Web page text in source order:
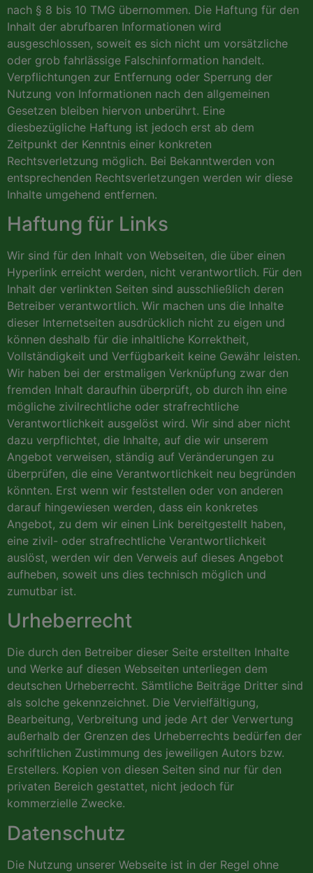
nach § 8 bis 10 TMG übernommen. Die Haftung für den
Inhalt der abrufbaren Informationen wird
ausgeschlossen, soweit es sich nicht um vorsätzliche
oder grob fahrlässige Falschinformation handelt.
Verpflichtungen zur Entfernung oder Sperrung der
Nutzung von Informationen nach den allgemeinen
Gesetzen bleiben hiervon unberührt. Eine
diesbezügliche Haftung ist jedoch erst ab dem
Zeitpunkt der Kenntnis einer konkreten
Rechtsverletzung möglich. Bei Bekanntwerden von
entsprechenden Rechtsverletzungen werden wir diese
Inhalte umgehend entfernen.
Haftung für Links
Wir sind für den Inhalt von Webseiten, die über einen
Hyperlink erreicht werden, nicht verantwortlich. Für den
Inhalt der verlinkten Seiten sind ausschließlich deren
Betreiber verantwortlich. Wir machen uns die Inhalte
dieser Internetseiten ausdrücklich nicht zu eigen und
können deshalb für die inhaltliche Korrektheit,
Vollständigkeit und Verfügbarkeit keine Gewähr leisten.
Wir haben bei der erstmaligen Verknüpfung zwar den
fremden Inhalt daraufhin überprüft, ob durch ihn eine
mögliche zivilrechtliche oder strafrechtliche
Verantwortlichkeit ausgelöst wird. Wir sind aber nicht
dazu verpflichtet, die Inhalte, auf die wir unserem
Angebot verweisen, ständig auf Veränderungen zu
überprüfen, die eine Verantwortlichkeit neu begründen
könnten. Erst wenn wir feststellen oder von anderen
darauf hingewiesen werden, dass ein konkretes
Angebot, zu dem wir einen Link bereitgestellt haben,
eine zivil- oder strafrechtliche Verantwortlichkeit
auslöst, werden wir den Verweis auf dieses Angebot
aufheben, soweit uns dies technisch möglich und
zumutbar ist.
Urheberrecht
Die durch den Betreiber dieser Seite erstellten Inhalte
und Werke auf diesen Webseiten unterliegen dem
deutschen Urheberrecht. Sämtliche Beiträge Dritter sind
als solche gekennzeichnet. Die Vervielfältigung,
Bearbeitung, Verbreitung und jede Art der Verwertung
außerhalb der Grenzen des Urheberrechts bedürfen der
schriftlichen Zustimmung des jeweiligen Autors bzw.
Erstellers. Kopien von diesen Seiten sind nur für den
privaten Bereich gestattet, nicht jedoch für
kommerzielle Zwecke.
Datenschutz
Die Nutzung unserer Webseite ist in der Regel ohne